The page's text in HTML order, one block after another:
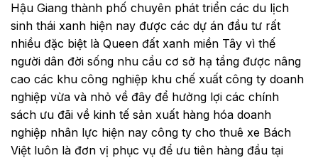
Hậu Giang thành phố chuyên phát triển các du lịch
sinh thái xanh hiện nay được các dự án đầu tư rất
nhiều đặc biệt là Queen đất xanh miền Tây vì thế
người dân đời sống nhu cầu cơ sở hạ tầng được nâng
cao các khu công nghiệp khu chế xuất công ty doanh
nghiệp vừa và nhỏ về đây để hưởng lợi các chính
sách ưu đãi về kinh tế sản xuất hàng hóa doanh
nghiệp nhân lực hiện nay công ty cho thuê xe Bách
Việt luôn là đơn vị phục vụ để ưu tiên hàng đầu tại